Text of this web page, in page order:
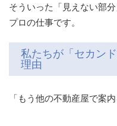
そういった「見えない部
プロの仕事です。
私たちが「セカン
理由
「もう他の不動産屋で案